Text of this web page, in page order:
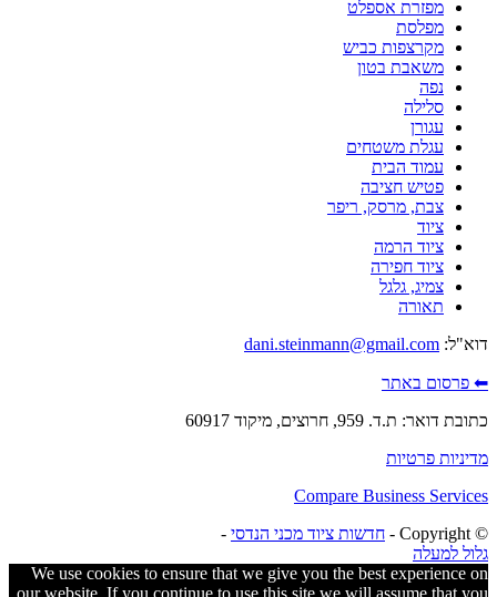
מפזרת אספלט
מפלסת
מקרצפות כביש
משאבת בטון
נפה
סלילה
עגורן
עגלת משטחים
עמוד הבית
פטיש חציבה
צבת, מרסק, ריפר
ציוד
ציוד הרמה
ציוד חפירה
צמיג, גלגל
תאורה
דוא"ל: dani.steinmann@gmail.com
⬅ פרסום באתר
כתובת דואר: ת.ד. 959, חרוצים, מיקוד 60917
מדיניות פרטיות
Compare Business Services
© ‫Copyright -
חדשות ציוד מכני הנדסי -
גלול למעלה
We use cookies to ensure that we give you the best experience on
our website. If you continue to use this site we will assume that you